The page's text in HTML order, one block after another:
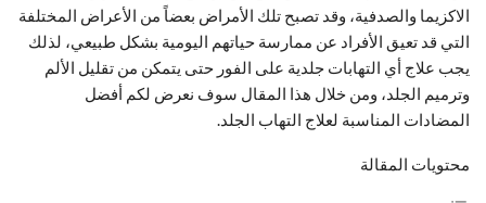
الاكزيما والصدفية، وقد تصبح تلك الأمراض بعضاً من الأعراض المختلفة
التي قد تعيق الأفراد عن ممارسة حياتهم اليومية بشكل طبيعي، لذلك
يجب علاج أي التهابات جلدية على الفور حتى يتمكن من تقليل الألم
وترميم الجلد، ومن خلال هذا المقال سوف نعرض لكم أفضل
المضادات المناسبة لعلاج التهاب الجلد.
محتويات المقالة